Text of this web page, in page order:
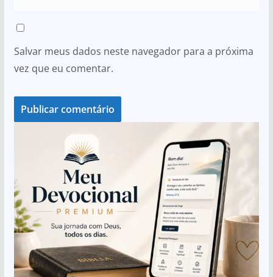
Salvar meus dados neste navegador para a próxima
vez que eu comentar.